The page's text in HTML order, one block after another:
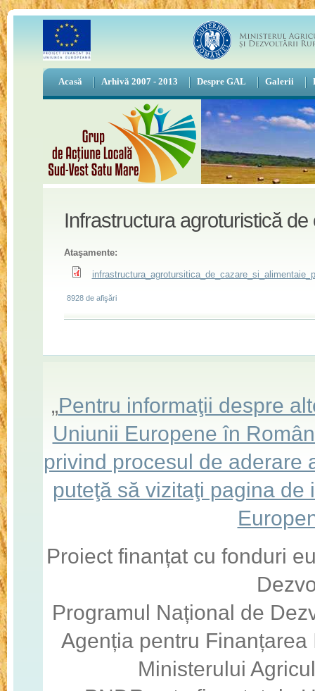
Acasă Arhivă 2007 - 2013 Despre GAL Galerii
Infrastructura agroturistică
Ataşamente:
8928 de afişări
„Pentru informaţii despre
Uniunii Europene în
privind procesul de aderare
puteţă să vizitaţi pagina
Proiect finanțat cu fonduri
Programul Național de
Agenția pentru
Ministerului